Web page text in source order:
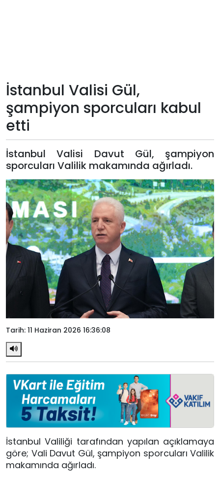
Künye
Giriş
Yap
İstanbul Valisi Gül,
şampiyon sporcuları kabul
etti
İstanbul Valisi Davut Gül, şampiyon
sporcuları Valilik makamında ağırladı.
Tarih: 11 Haziran 2026 16:36:08
İstanbul Valiliği tarafından yapılan açıklamaya
göre; Vali Davut Gül, şampiyon sporcuları Valilik
makamında ağırladı.